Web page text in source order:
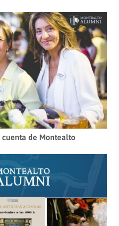
cuenta de Montealto